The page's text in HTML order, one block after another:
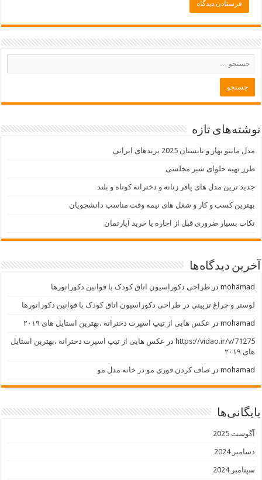
نوشته‌های تازه
مدل مانتو بهار و تابستان 2025 برندهای ایرانی
طرز تهیه حلوای شیر مجلسی
جدید ترین مدل های پافر زنانه و دخترانه کوتاه و بلند
بهترین کسب و کار و شغل های نیمه وقت مناسب دانشجویان
نکات بسیار ضروری قبل از اجاره یا خرید آپارتمان
آخرین دیدگاه‌ها
mohamad درطراحی دکوراسیون اتاق کودک با قوانین دکوراتورها
لوستر و چراغ تزييني درطراحی دکوراسیون اتاق کودک با قوانین دکوراتورها
mohamad در عکس هایی از تیپ اسپرت دخترانه ،بهترین استایل های ۲۰۱۹
https://vidao.ir/v/71275 در عکس هایی از تیپ اسپرت دخترانه ،بهترین استایل
های ۲۰۱۹
mohamad در صاف کردن فوری مو در خانه مدل مو
بایگانی‌ها
آگوست 2025
دسامبر 2024
سپتامبر 2024